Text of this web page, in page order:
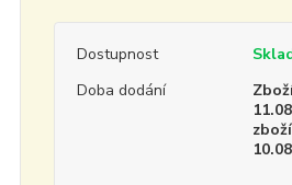
Dostupnost
Doba dodání